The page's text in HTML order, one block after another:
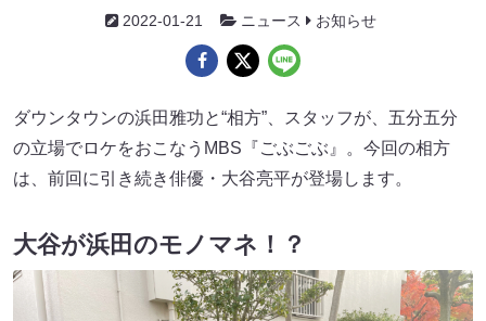
2022-01-21 ニュース お知らせ
ダウンタウンの浜田雅功と“相方”、スタッフが、五分五分
の立場でロケをおこなうMBS『ごぶごぶ』。今回の相方
は、前回に引き続き俳優・大谷亮平が登場します。
大谷が浜田のモノマネ！？